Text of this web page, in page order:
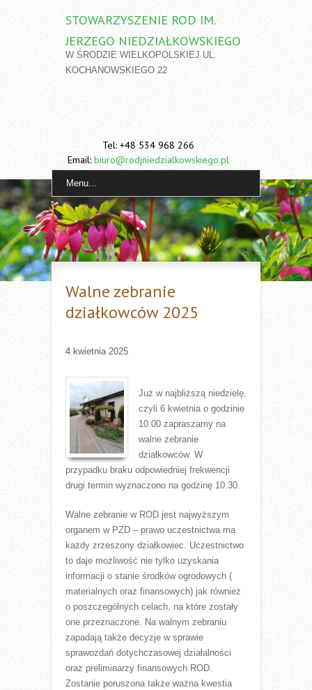
STOWARZYSZENIE ROD IM.
JERZEGO NIEDZIAŁKOWSKIEGO
W ŚRODZIE WIELKOPOLSKIEJ UL.
KOCHANOWSKIEGO 22
Tel: +48 534 968 266
Email: biuro@rodjniedzialkowskiego.pl
Menu...
Walne zebranie
działkowców 2025
4 kwietnia 2025
Już w najbliższą niedzielę,
czyli 6 kwietnia o godzinie
10.00 zapraszamy na
walne zebranie
działkowców. W
przypadku braku odpowiedniej frekwencji
drugi termin wyznaczono na godzinę 10.30.
Walne zebranie w ROD jest najwyższym
organem w PZD – prawo uczestnictwa ma
każdy zrzeszony działkowiec. Uczestnictwo
to daje możliwość nie tylko uzyskania
informacji o stanie środków ogrodowych (
materialnych oraz finansowych) jak również
o poszczególnych celach, na które zostały
one przeznaczone. Na walnym zebraniu
zapadają także decyzje w sprawie
sprawozdań dotychczasowej działalności
oraz preliminarzy finansowych ROD.
Zostanie poruszona także ważna kwestia